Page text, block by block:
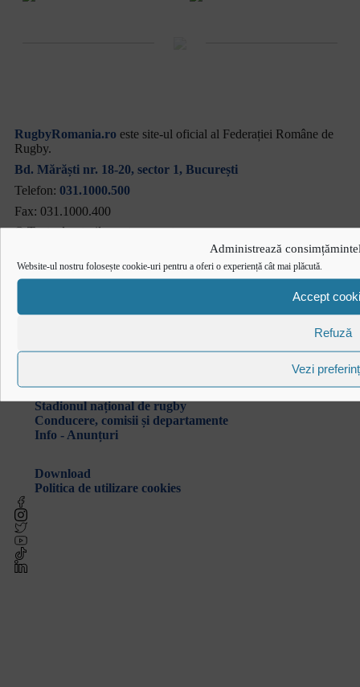
Administrează
Website-ul nostru folosește cookie-uri pentru a oferi o experiență cât mai plăcută.
Accept
Refuză
Vezi
RugbyRomania.ro este site-ul oficial al Federației Române de
Rugby.
Bd. Mărăști nr. 18-20, sector 1, București
Telefon: 031.1000.500
Fax: 031.1000.400
© Toate drepturile sunt rezervate.
SINGA
Navighează în website
Cluburi afiliate la FRR
Stadionul național de rugby
Conducere, comisii și departamente
Info - Anunțuri
Download
Politica de utilizare cookies